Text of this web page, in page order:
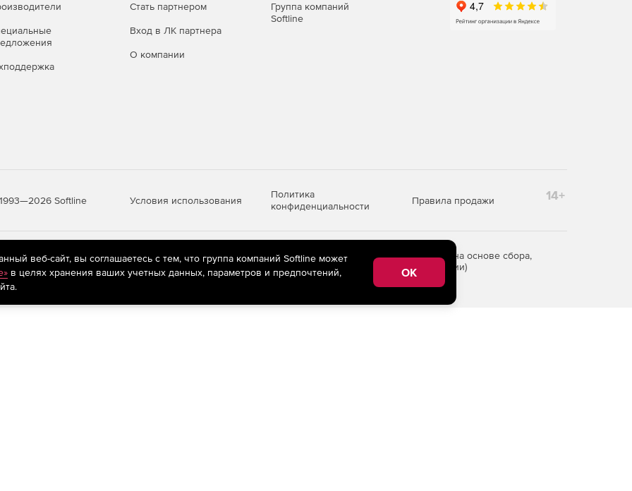
Стать партнером
Вход в ЛК партнера
О компании
Группа компаний
Softline
Softline Условия использования
Политика
конфиденциальности
Правила продажи 14+
рекомендательные технологии(информационные технологии предоставления информации на основе сбора,
пользователей сети «Интернет», находящихся на территории Российской Федерации)
веб-сайт, вы соглашаетесь с тем, что группа компаний Softline может
в целях хранения ваших учетных данных, параметров и предпочтений,
OK